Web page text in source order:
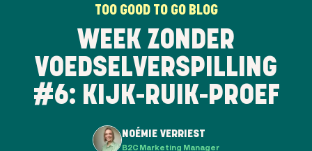
TOO GOOD TO GO BLOG
WEEK ZONDER
VOEDSELVERSPILLING
#6: KIJK-RUIK-PROEF
NOÉMIE VERRIEST
B2C Marketing Manager